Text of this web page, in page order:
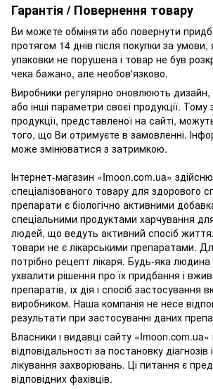
Гарантія / Повернення товару
Ви можете обміняти або повернути
протягом 14 днів після покупки за умови,
упаковки не порушена і товар не був
чека бажано, але необов'язково.
Виробники регулярно оновлюють
або інші параметри своєї продукції.
продукції, представленої на сайті,
того, що Ви отримуєте в замовленні.
може змінюватися з затримкою.
Інтернет-магазин «Imoon.com.ua»
спеціалізованого товару для здорового
препарати є біологічно активними
спеціальними продуктами харчування
людей, що ведуть активний спосіб
товари не є лікарськими препаратами.
потрібно рецепт лікаря. Будь-яка
ухвалити рішення про їх придбання і
препаратів, їх дія і спосіб застосування
виробником. Наша компанія не несе
результати при застосуванні даних
Власники і видавці сайту «Imoon.com.ua»
відповідальності за постановку
лікування захворювань. Ці питання є
відповідних фахівців.